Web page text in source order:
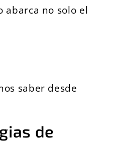
abarca no solo el
saber desde
de